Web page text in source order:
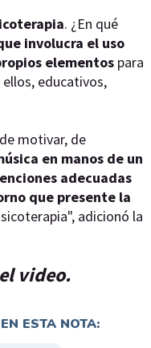
. ¿En qué
involucra el uso
elementos para
educativos,
motivar, de
en manos de un
adecuadas
que presente la
adicionó la
video.
ESTA NOTA: